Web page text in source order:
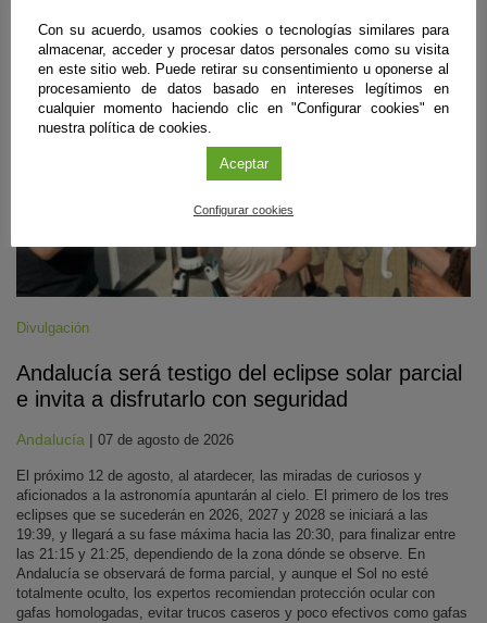
Divulgación
Andalucía será testigo del eclipse solar parcial
e invita a disfrutarlo con seguridad
Andalucía | 07 de agosto de 2026
El próximo 12 de agosto, al atardecer, las miradas de curiosos y
aficionados a la astronomía apuntarán al cielo. El primero de los tres
eclipses que se sucederán en 2026, 2027 y 2028 se iniciará a las
19:39, y llegará a su fase máxima hacia las 20:30, para finalizar entre
las 21:15 y 21:25, dependiendo de la zona dónde se observe. En
Andalucía se observará de forma parcial, y aunque el Sol no esté
totalmente oculto, los expertos recomiendan protección ocular con
gafas homologadas, evitar trucos caseros y poco efectivos como gafas
Con su acuerdo, usamos cookies o tecnologías similares para
almacenar, acceder y procesar datos personales como su visita
en este sitio web. Puede retirar su consentimiento u oponerse al
procesamiento de datos basado en intereses legítimos en
cualquier momento haciendo clic en "Configurar cookies" en
nuestra política de cookies.
Aceptar
Configurar cookies